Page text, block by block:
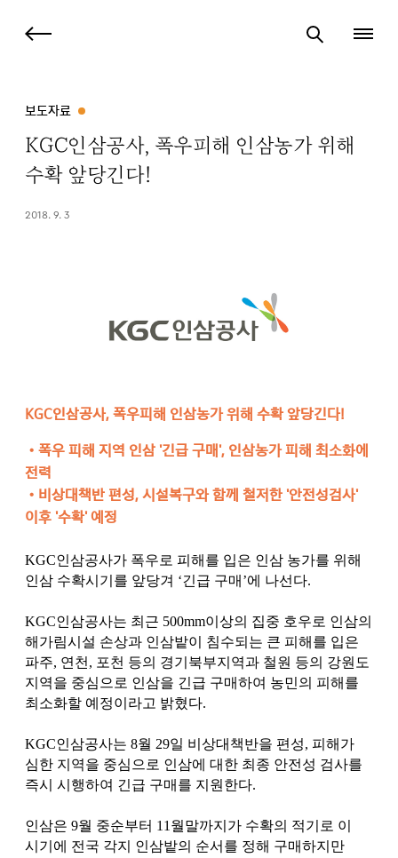
보도자료
KGC인삼공사, 폭우피해 인삼농가 위해
수확 앞당긴다!
2018. 9. 3
KGC인삼공사, 폭우피해 인삼농가 위해 수확 앞당긴다!
•폭우 피해 지역 인삼 '긴급 구매', 인삼농가 피해 최소화에
전력
• 비상대책반 편성, 시설복구와 함께 철저한 '안전성검사'
이후 '수확' 예정
KGC인삼공사가 폭우로 피해를 입은 인삼 농가를 위해
인삼 수확시기를 앞당겨 ‘긴급 구매’에 나선다.
KGC인삼공사는 최근 500mm이상의 집중 호우로 인삼의
해가림시설 손상과 인삼밭이 침수되는 큰 피해를 입은
파주, 연천, 포천 등의 경기북부지역과 철원 등의 강원도
지역을 중심으로 인삼을 긴급 구매하여 농민의 피해를
최소화할 예정이라고 밝혔다.
KGC인삼공사는 8월 29일 비상대책반을 편성, 피해가
심한 지역을 중심으로 인삼에 대한 최종 안전성 검사를
즉시 시행하여 긴급 구매를 지원한다.
인삼은 9월 중순부터 11월말까지가 수확의 적기로 이
시기에 전국 각지 인삼밭의 순서를 정해 구매하지만